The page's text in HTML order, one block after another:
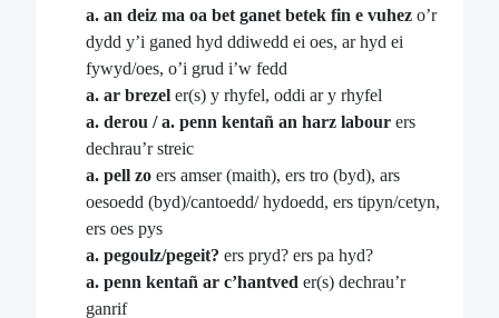
a. an deiz ma oa bet ganet betek fin e vuhez o’r
dydd y’i ganed hyd ddiwedd ei oes, ar hyd ei
fywyd/oes, o’i grud i’w fedd
a. ar brezel er(s) y rhyfel, oddi ar y rhyfel
a. derou / a. penn kentañ an harz labour ers
dechrau’r streic
a. pell zo ers amser (maith), ers tro (byd), ars
oesoedd (byd)/cantoedd/ hydoedd, ers tipyn/cetyn,
ers oes pys
a. pegoulz/pegeit? ers pryd? ers pa hyd?
a. penn kentañ ar c’hantved er(s) dechrau’r
ganrif